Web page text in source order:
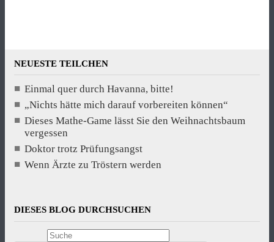
NEUESTE TEILCHEN
Einmal quer durch Havanna, bitte!
„Nichts hätte mich darauf vorbereiten können“
Dieses Mathe-Game lässt Sie den Weihnachtsbaum
vergessen
Doktor trotz Prüfungsangst
Wenn Ärzte zu Tröstern werden
DIESES BLOG DURCHSUCHEN